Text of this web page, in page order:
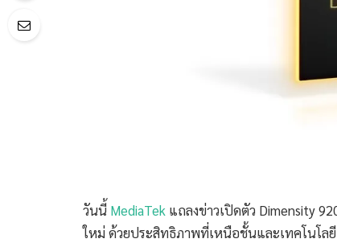
วันนี้ MediaTek แถลงข่าวเปิดตัว Dimensity
ใหม่ ด้วยประสิทธิภาพที่เหนือชั้นและเทคโนโล